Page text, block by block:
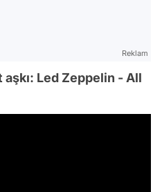
Reklam
aşkı: Led Zeppelin - All